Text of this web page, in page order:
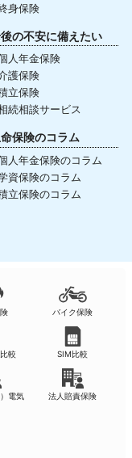
身保険
の不安に備えたい
人年金保険
護保険
立保険
続相談サービス
保険のコラム
人年金保険のコラム
資保険のコラム
立保険のコラム
バイク保険
較 SIM比較
電気 法人賠責保険